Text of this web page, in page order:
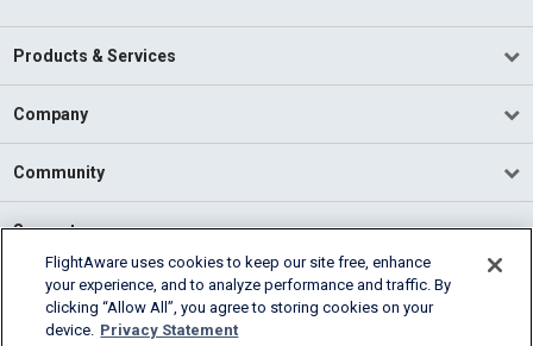
Products & Services
Company
Community
Support
English (USA)
2026 FlightAware
FlightAware uses cookies to keep our site free, enhance
your experience, and to analyze performance and traffic. By
clicking “Allow All”, you agree to storing cookies on your
device. Privacy Statement